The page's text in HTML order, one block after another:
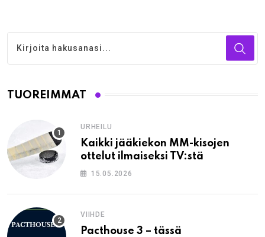
TUOREIMMAT
URHEILU
Kaikki jääkiekon MM-kisojen
ottelut ilmaiseksi TV:stä
15.05.2026
VIIHDE
Pacthouse 3 – tässä